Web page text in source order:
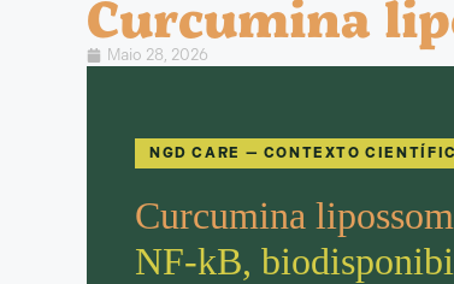
Curcumina
Maio 28, 2026
NGD CARE — CONTEXTO
Curcumina
NF-kB,